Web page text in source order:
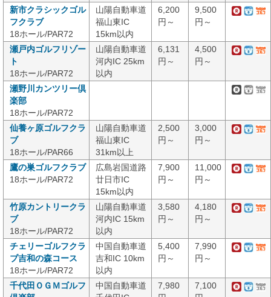
新市クラシックゴル
フクラブ
18ホール/PAR72
山陽自動車道
福山東IC
15km以内
6,200
円～
9,500
円～
瀬戸内ゴルフリゾー
ト
18ホール/PAR72
山陽自動車道
河内IC 25km
以内
6,131
円～
4,500
円～
瀬野川カンツリー倶
楽部
18ホール/PAR72
仙養ヶ原ゴルフクラ
ブ
18ホール/PAR66
山陽自動車道
福山東IC
31km以上
2,500
円～
3,000
円～
鷹の巣ゴルフクラブ
18ホール/PAR72
広島岩国道路
廿日市IC
15km以内
7,900
円～
11,000
円～
竹原カントリークラ
ブ
18ホール/PAR72
山陽自動車道
河内IC 15km
以内
3,580
円～
4,180
円～
チェリーゴルフクラ
ブ吉和の森コース
18ホール/PAR72
中国自動車道
吉和IC 10km
以内
5,400
円～
7,990
円～
千代田ＯＧＭゴルフ
中国自動車道
7,980
7,100